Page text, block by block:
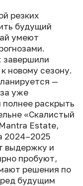
резких
будущий
умеют
завершили
новому сезону.
—
уже
раскрыть
«Скалистый
Estate,
2024–2025
выдержку и
пробуют,
решения по
будущим